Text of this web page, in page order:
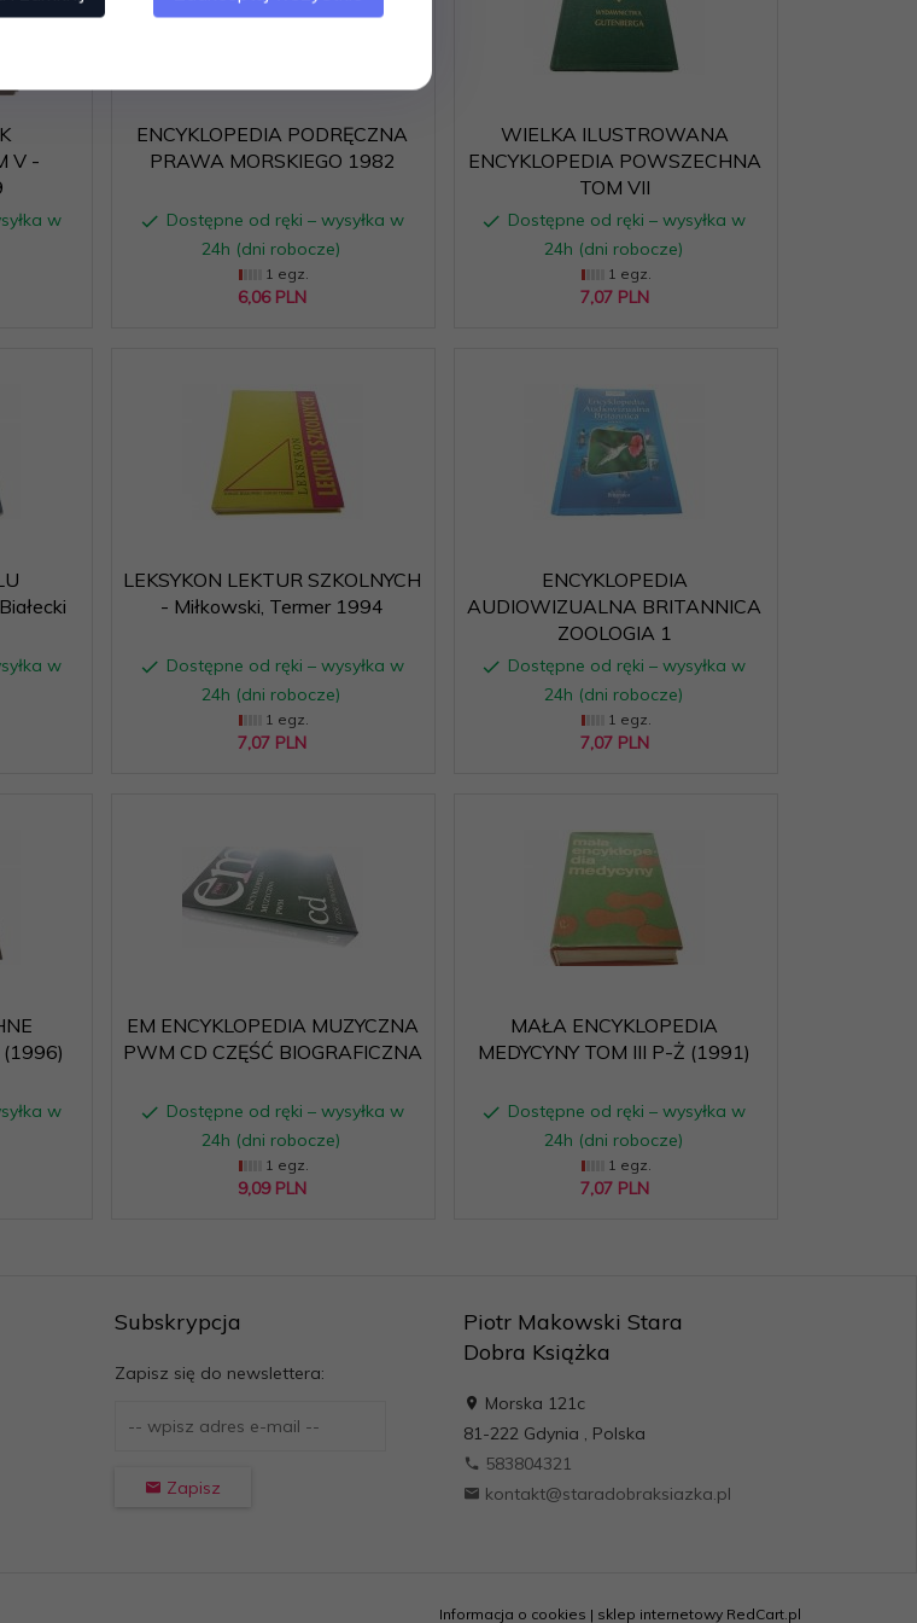
V -
w
ENCYKLOPEDIA PODRĘCZNA
PRAWA MORSKIEGO 1982
Dostępne od ręki – wysyłka w
24h (dni robocze)
1 egz.
6,06 PLN
WIELKA ILUSTROWANA
ENCYKLOPEDIA POWSZECHNA
TOM VII
Dostępne od ręki – wysyłka w
24h (dni robocze)
1 egz.
7,07 PLN
w
LEKSYKON LEKTUR SZKOLNYCH
- Miłkowski, Termer 1994
Dostępne od ręki – wysyłka w
24h (dni robocze)
1 egz.
7,07 PLN
ENCYKLOPEDIA
AUDIOWIZUALNA BRITANNICA
ZOOLOGIA 1
Dostępne od ręki – wysyłka w
24h (dni robocze)
1 egz.
7,07 PLN
(1996)
w
EM ENCYKLOPEDIA MUZYCZNA
PWM CD CZĘŚĆ BIOGRAFICZNA
Dostępne od ręki – wysyłka w
24h (dni robocze)
1 egz.
9,09 PLN
MAŁA ENCYKLOPEDIA
MEDYCYNY TOM III P-Ż (1991)
Dostępne od ręki – wysyłka w
24h (dni robocze)
1 egz.
7,07 PLN
Subskrypcja
Zapisz się do newslettera:
Zapisz
Piotr Makowski Stara
Dobra Książka
Morska 121c
81-222 Gdynia , Polska
583804321
kontakt@staradobraksiazka.pl
Informacja o cookies | sklep internetowyRedCart.pl